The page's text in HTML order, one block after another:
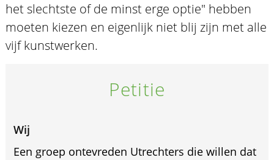
het slechtste of de minst erge optie" hebben
moeten kiezen en eigenlijk niet blij zijn met alle
vijf kunstwerken.
Petitie
Wij
Een groep ontevreden Utrechters die willen dat